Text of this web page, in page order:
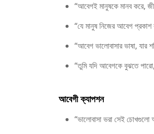
“আবেগই মানুষকে মানব করে,
“যে মানুষ নিজের আবেগ
“আবেগ ভালোবাসার ভাষা, যার
“তুমি যদি আবেগকে বুঝতে
আবেগী ক্যাপশন
“ভালোবাসা ভরা সেই চোখগুলো